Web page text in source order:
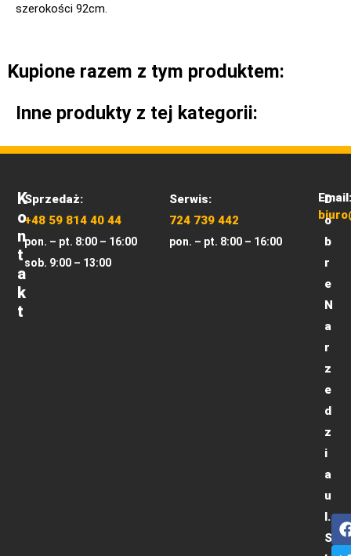
szerokości 92cm.
Kupione razem z tym produktem:
Inne produkty z tej kategorii:
K
O
N
T
A
K
T
Sprzedaż:
+48 59 814 40 44
pon. – pt. 8:00 – 16:00
sob. 9:00 – 13:00
Serwis:
724 739 442
pon. – pt. 8:00 – 16:00
Email:
D
o
b
r
e
N
a
r
z
e
d
z
i
a
u
l.
S